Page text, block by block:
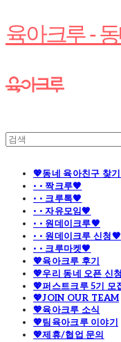
육아크루 -
💖동네 육아친구 찾
· · 짝크루🧡
· · 크루톡🧡
· · 자유모임🧡
· · 원데이크루🧡
· · 원데이크루 신청🧡
· · 크루마켓🧡
💖육아크루 후기
💖우리 동네 오픈 신청
💖퍼스트크루 5기 모
💖JOIN OUR TEAM
💖육아크루 소식
💖팀육아크루 이야기
💖제휴/협업 문의